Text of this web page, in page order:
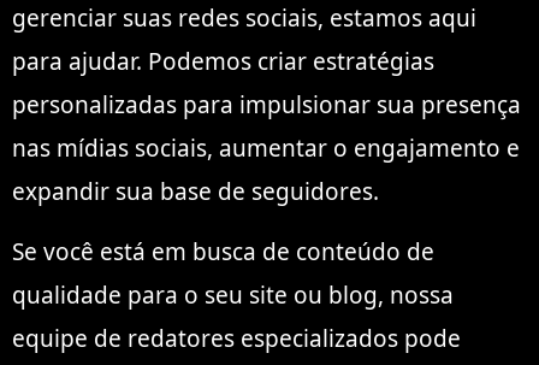
gerenciar suas redes sociais, estamos aqui
para ajudar. Podemos criar estratégias
personalizadas para impulsionar sua presença
nas mídias sociais, aumentar o engajamento e
expandir sua base de seguidores.
Se você está em busca de conteúdo de
qualidade para o seu site ou blog, nossa
equipe de redatores especializados pode